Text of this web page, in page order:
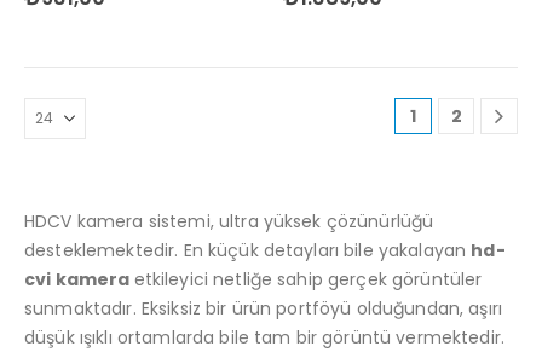
1 2
HDCV kamera sistemi, ultra yüksek çözünürlüğü
desteklemektedir. En küçük detayları bile yakalayan hd-
cvi kamera etkileyici netliğe sahip gerçek görüntüler
sunmaktadır. Eksiksiz bir ürün portföyü olduğundan, aşırı
düşük ışıklı ortamlarda bile tam bir görüntü vermektedir.